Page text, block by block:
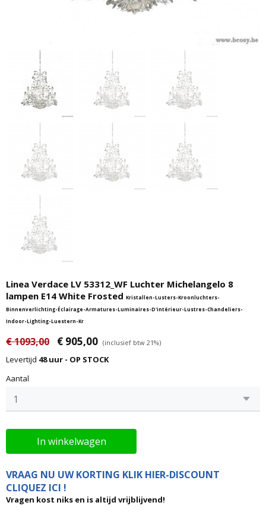
Linea Verdace LV 53312_WF Luchter Michelangelo 8
lampen E14 White Frosted Kristallen-Lusters-Kroonluchters-
Binnenverlichting-Éclairage-Armatures-Luminaires-D'intérieur-Lustres-Chandeliers-
Indoor-Lighting-Luestern-Kr
€ 1093,00 € 905,00 (inclusief btw 21%)
Levertijd 48 uur - OP STOCK
Aantal
In winkelwagen
VRAAG NU UW KORTING KLIK HIER-DISCOUNT
CLIQUEZ ICI !
Vragen kost niks en is altijd vrijblijvend!